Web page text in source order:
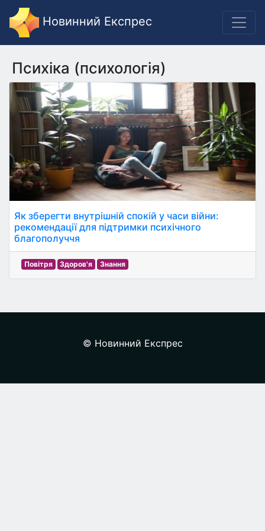
Новинний Експрес
Психіка (психологія)
Як зберегти внутрішній спокій у часи війни:
рекомендації для підтримки психічного
благополуччя
Повітря Здоров'я Знання
© Новинний Експрес